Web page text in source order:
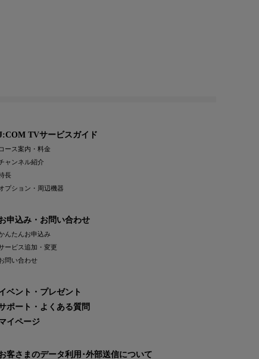
TVサービスガイド
コース案内・料金
ャンネル紹介
長
プション・周辺機器
申込み・お問い合わせ
んたんお申込み
ービス追加・変更
問い合わせ
ベント・プレゼント
ポート・よくある質問
イページ
客さまのデータ利用･外部送信について